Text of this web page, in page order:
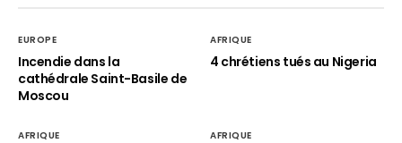
EUROPE
Incendie dans la
cathédrale Saint-Basile de
Moscou
AFRIQUE
4 chrétiens tués au Nigeria
AFRIQUE AFRIQUE